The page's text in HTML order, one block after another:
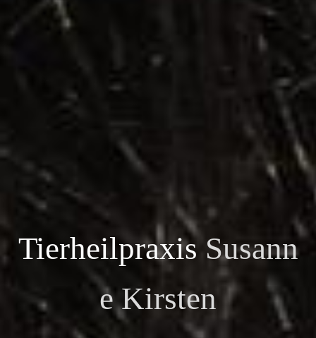
Tierheilpraxis Susann
e Kirsten